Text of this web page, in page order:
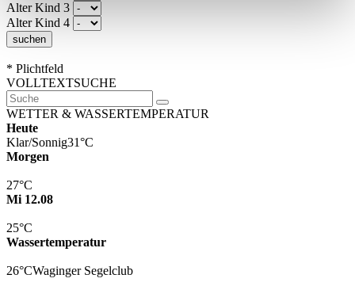
Alter Kind 3
Alter Kind 4
suchen
* Plichtfeld
VOLLTEXTSUCHE
WETTER & WASSERTEMPERATUR
Heute
Klar/Sonnig31°C
Morgen
27°C
Mi 12.08
25°C
Wassertemperatur
26°CWaginger Segelclub